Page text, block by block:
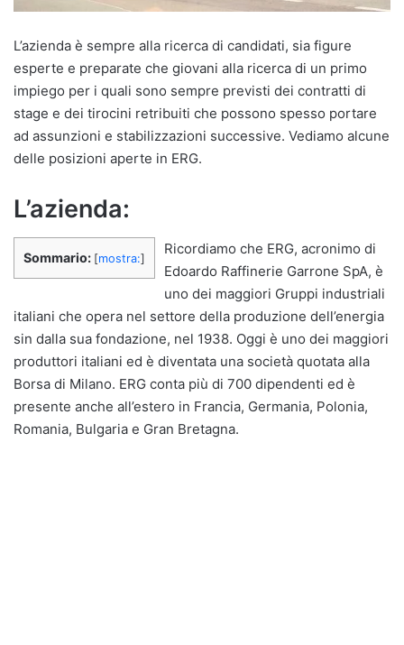
L’azienda è sempre alla ricerca di candidati, sia figure
esperte e preparate che giovani alla ricerca di un primo
impiego per i quali sono sempre previsti dei contratti di
stage e dei tirocini retribuiti che possono spesso portare
ad assunzioni e stabilizzazioni successive. Vediamo alcune
delle posizioni aperte in ERG.
L’azienda:
Sommario: [mostra:]
Ricordiamo che ERG, acronimo di
Edoardo Raffinerie Garrone SpA, è
uno dei maggiori Gruppi industriali
italiani che opera nel settore della produzione dell’energia
sin dalla sua fondazione, nel 1938. Oggi è uno dei maggiori
produttori italiani ed è diventata una società quotata alla
Borsa di Milano. ERG conta più di 700 dipendenti ed è
presente anche all’estero in Francia, Germania, Polonia,
Romania, Bulgaria e Gran Bretagna.